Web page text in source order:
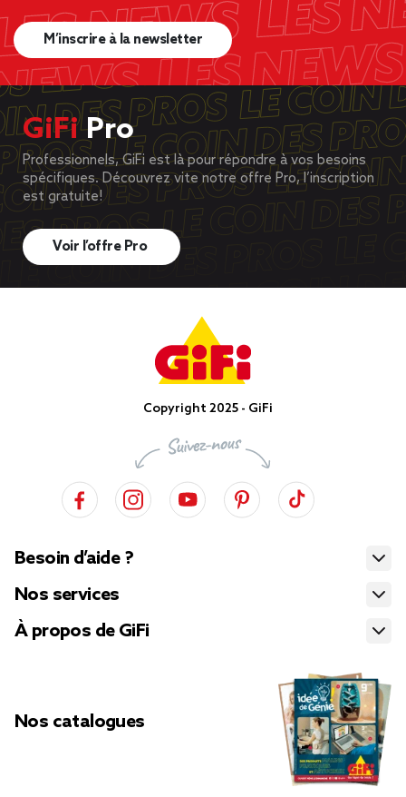
M’inscrire à la newsletter
GiFiPro
Professionnels, GiFi est là pour répondre à vos besoins
spécifiques. Découvrez vite notre offre Pro, l’inscription
est gratuite!
Voir l’offre Pro
Copyright 2025 - GiFi
Besoin d’aide ?
Nos services
À propos de GiFi
Nos catalogues